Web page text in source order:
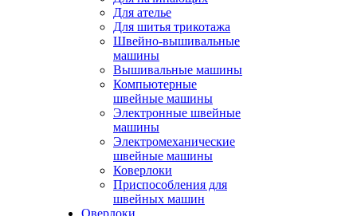
Для ателье
Для шитья трикотажа
Швейно-вышивальные
машины
Вышивальные машины
Компьютерные
швейные машины
Электронные швейные
машины
Электромеханические
швейные машины
Коверлоки
Приспособления для
швейных машин
Оверлоки